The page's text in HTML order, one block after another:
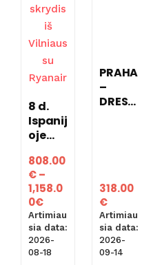
8 d.
Ispanij
oje
a
Brava
/
Costa
del
Mares
me)
808.00
€–
1,158.0
0€Price
range:
808.00€
through
1,158.00€
Artimiau
sia data:
2026-
08-18
PRAHA
–
DRESD
318.00
€
Artimiau
sia data:
2026-
09-14